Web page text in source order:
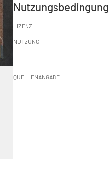
LIZENZ
NUTZUNG
QUELLENANGABE